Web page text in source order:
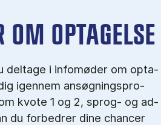
OM OP­TA­GEL­SE
del­tage i in­fo­mø­der om op­ta­
igen­nem an­søg­nings­pro­
kvo­te 1 og 2, sprog- og ad­
du forbedrer dine chancer